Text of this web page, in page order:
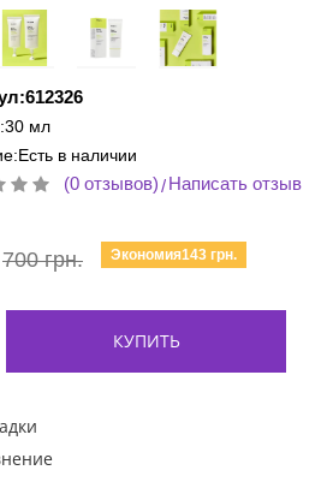
мл
в наличии
(0 отзывов)/Написать отзыв
700 грн. Экономия143 грн.
КУПИТЬ